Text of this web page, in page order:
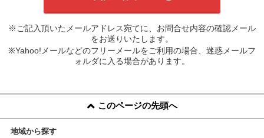
※ご記入頂いたメールアドレス宛てに、お問合せ内容の確認メール
をお送りいたします。
※Yahoo!メールなどのフリーメールをご利用の場合、迷惑メールフ
ォルダに入る場合があります。
このページの先頭へ
地域から探す